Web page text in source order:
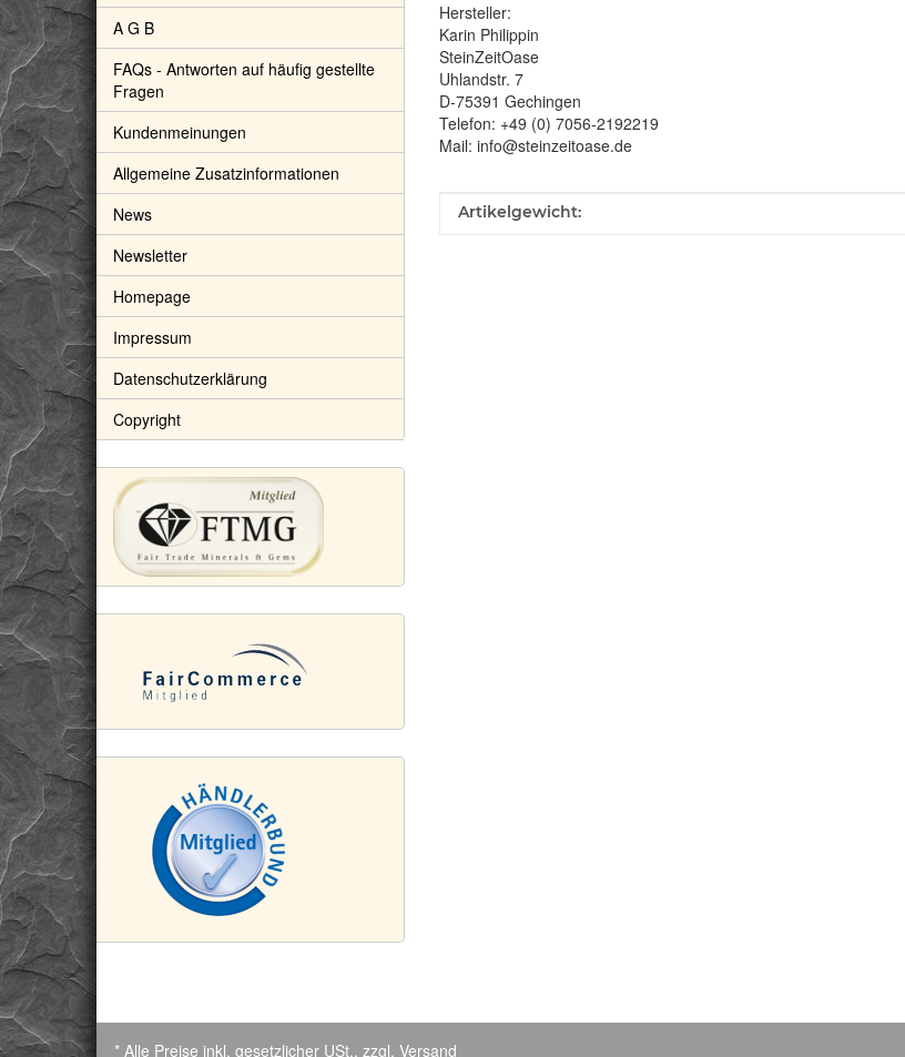
Hersteller:
Karin Philippin
SteinZeitOase
Uhlandstr. 7
D-75391 Gechingen
Telefon: +49 (0) 7056-2192219
Mail: info@steinzeitoase.de
Produkteigenschaft
Wert
Artikelgewicht:
A G B
FAQs - Antworten auf häufig gestellte
Fragen
Kundenmeinungen
Allgemeine Zusatzinformationen
News
Newsletter
Homepage
Impressum
Datenschutzerklärung
Copyright
* Alle Preise inkl. gesetzlicher USt., zzgl. Versand